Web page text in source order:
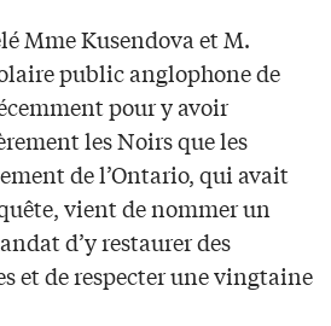
Mme Kusendova et M.
public anglophone de
pour y avoir
les Noirs que les
de l’Ontario, qui avait
vient de nommer un
d’y restaurer des
et de respecter une vingtaine